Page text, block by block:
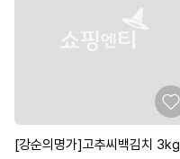
[강순의명가]고추씨백김치 3kg